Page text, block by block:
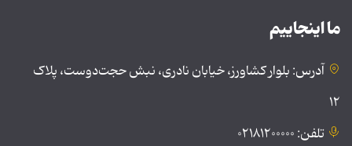
ما اینجاییم
آدرس: بلوار کشاورز، خیابان نادری، نبش حجت‌دوست، پلاک
۱۲
تلفن: ۰۲۱۸۱۲۰۰۰۰۰